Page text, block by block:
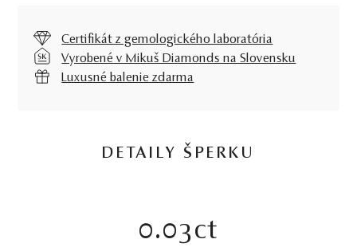
Certifikát z gemologického laboratória
Vyrobené v Mikuš Diamonds na Slovensku
Luxusné balenie zdarma
DETAILY ŠPERKU
0.03ct